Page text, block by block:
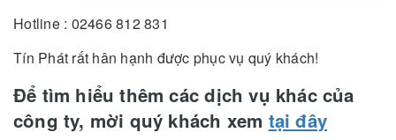
Hotline : 02466 812 831
Tín Phát rất hân hạnh được phục vụ quý khách!
Để tìm hiểu thêm các dịch vụ khác của
công ty, mời quý khách xem tại đây